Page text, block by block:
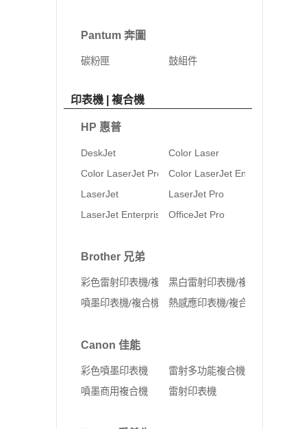
Pantum 奔圖
碳粉匣 鼓組件
印表機 | 複合機
HP 惠普
DeskJet
Color Laser
Color LaserJet Pro
Color LaserJet Enterprise
LaserJet
LaserJet Pro
LaserJet Enterprise
OfficeJet Pro
Brother 兄弟
彩色雷射印表機/複合機黑白雷射印表機/複合機
噴墨印表機/複合機
熱感應印表機/複合機
Canon 佳能
彩色噴墨印表機
雷射多功能複合機
噴墨商用複合機
雷射印表機